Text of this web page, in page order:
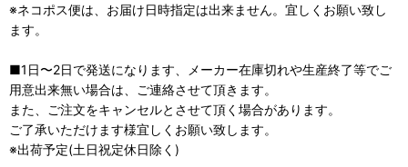
※ネコポス便は、お届け日時指定は出来ません。宜しくお願い致し
ます。
■1日〜2日で発送になります、メーカー在庫切れや生産終了等でご
用意出来無い場合は、ご連絡させて頂きます。
また、ご注文をキャンセルとさせて頂く場合があります。
ご了承いただけます様宜しくお願い致します。
※出荷予定(土日祝定休日除く)